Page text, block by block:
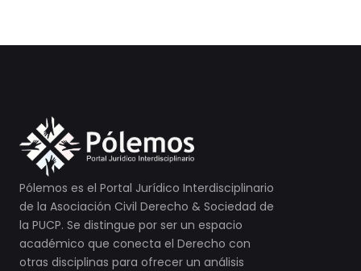
Pólemos es el Portal Jurídico Interdisciplinario
de la Asociación Civil Derecho & Sociedad de
la PUCP. Se distingue por ser un espacio
académico que conecta el Derecho con
otras disciplinas para ofrecer un análisis